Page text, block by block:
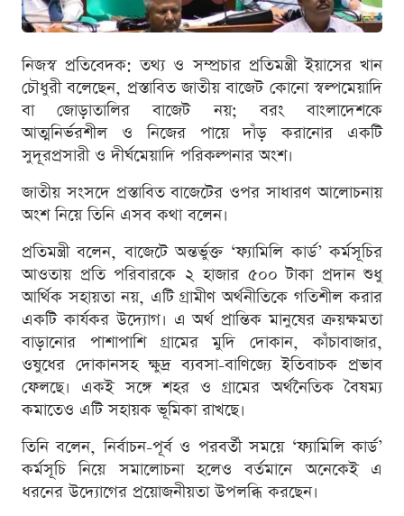
নিজস্ব প্রতিবেদক: তথ্য ও সম্প্রচার প্রতিমন্ত্রী ইয়াসের খান
চৌধুরী বলেছেন, প্রস্তাবিত জাতীয় বাজেট কোনো স্বল্পমেয়াদি
বা জোড়াতালির বাজেট নয়; বরং বাংলাদেশকে
আত্মনির্ভরশীল ও নিজের পায়ে দাঁড় করানোর একটি
সুদূরপ্রসারী ও দীর্ঘমেয়াদি পরিকল্পনার অংশ।
জাতীয় সংসদে প্রস্তাবিত বাজেটের ওপর সাধারণ আলোচনায়
অংশ নিয়ে তিনি এসব কথা বলেন।
প্রতিমন্ত্রী বলেন, বাজেটে অন্তর্ভুক্ত ‘ফ্যামিলি কার্ড’ কর্মসূচির
আওতায় প্রতি পরিবারকে ২ হাজার ৫০০ টাকা প্রদান শুধু
আর্থিক সহায়তা নয়, এটি গ্রামীণ অর্থনীতিকে গতিশীল করার
একটি কার্যকর উদ্যোগ। এ অর্থ প্রান্তিক মানুষের ক্রয়ক্ষমতা
বাড়ানোর পাশাপাশি গ্রামের মুদি দোকান, কাঁচাবাজার,
ওষুধের দোকানসহ ক্ষুদ্র ব্যবসা-বাণিজ্যে ইতিবাচক প্রভাব
ফেলছে। একই সঙ্গে শহর ও গ্রামের অর্থনৈতিক বৈষম্য
কমাতেও এটি সহায়ক ভূমিকা রাখছে।
তিনি বলেন, নির্বাচন-পূর্ব ও পরবর্তী সময়ে ‘ফ্যামিলি কার্ড’
কর্মসূচি নিয়ে সমালোচনা হলেও বর্তমানে অনেকেই এ
ধরনের উদ্যোগের প্রয়োজনীয়তা উপলব্ধি করছেন।